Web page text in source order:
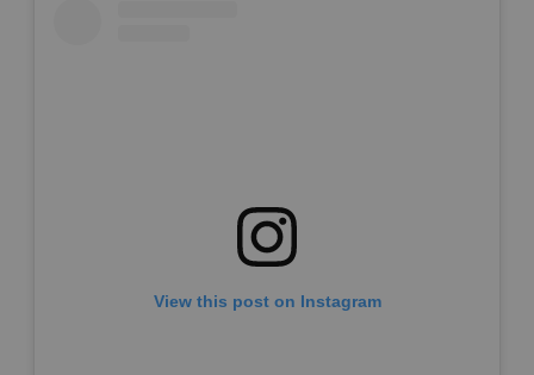
View this post on Instagram